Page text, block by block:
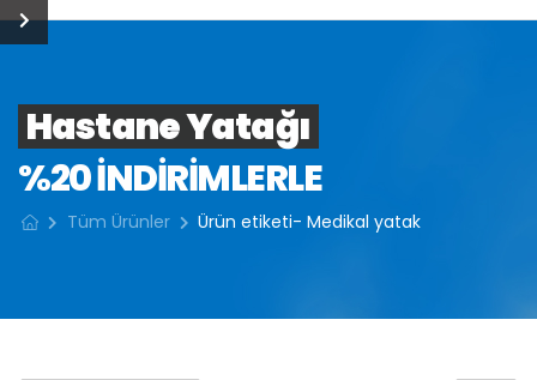
Hastane Yatağı
%20 INDIRIMLERLE
Tüm Ürünler Ürün etiketi- Medikal yatak